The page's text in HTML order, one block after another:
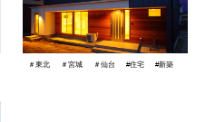
＃東北 ＃宮城 ＃仙台 #住宅 #新築